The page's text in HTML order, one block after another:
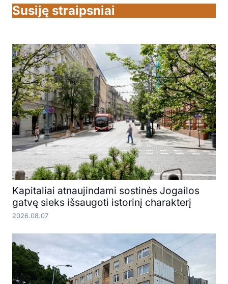
Susiję straipsniai
Kapitaliai atnaujindami sostinės Jogailos
gatvę sieks išsaugoti istorinį charakterį
2026.08.07